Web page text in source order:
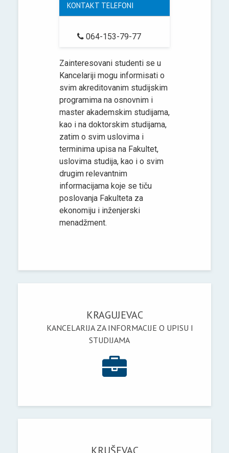
KONTAKT TELEFONI
064-153-79-77
Zainteresovani studenti se u
Kancelariji mogu informisati o
svim akreditovanim studijskim
programima na osnovnim i
master akademskim studijama,
kao i na doktorskim studijama,
zatim o svim uslovima i
terminima upisa na Fakultet,
uslovima studija, kao i o svim
drugim relevantnim
informacijama koje se tiču
poslovanja Fakulteta za
ekonomiju i inženjerski
menadžment.
KRAGUJEVAC
KANCELARIJA ZA INFORMACIJE O UPISU I
STUDIJAMA